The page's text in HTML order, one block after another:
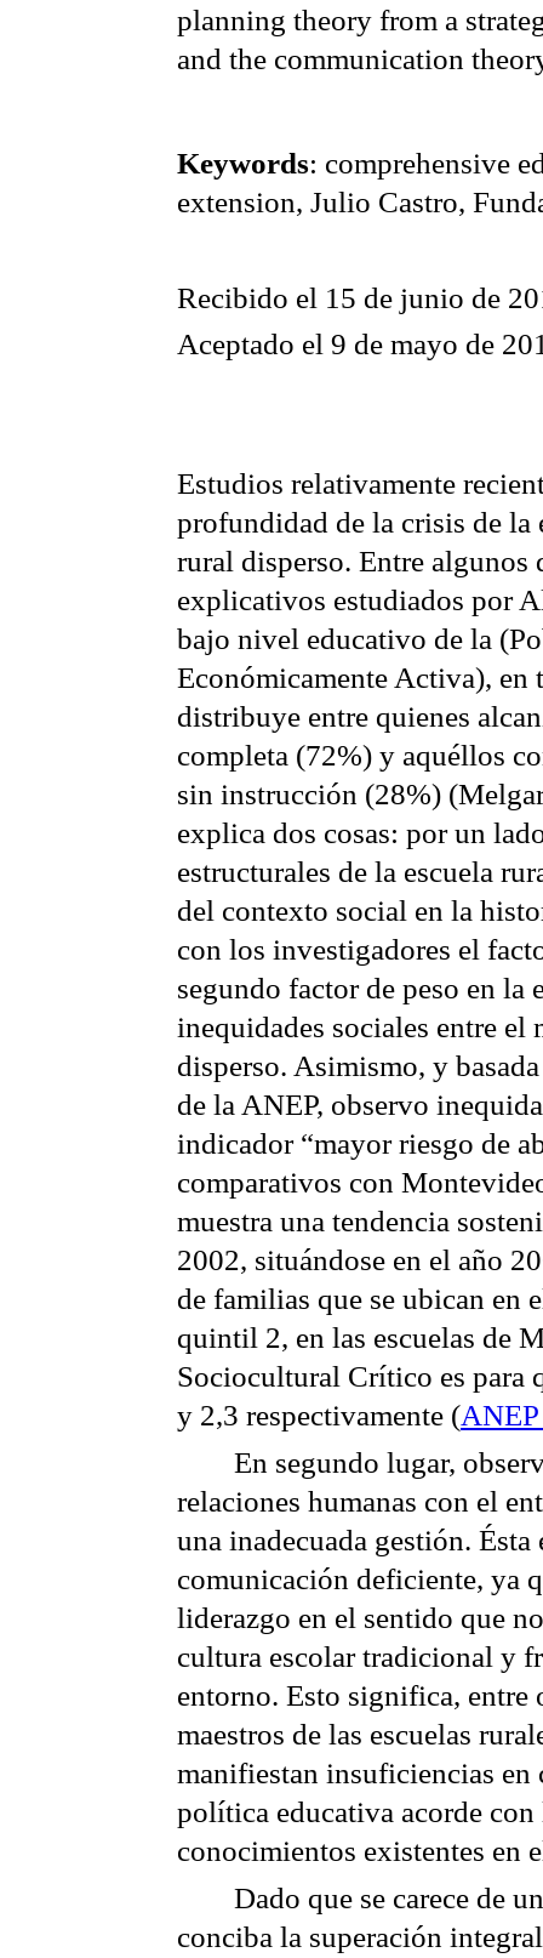
planning theory from a
and the communication
Keywords: comprehensive
extension, Julio Castro,
Recibido el 15 de junio de
Aceptado el 9 de mayo de
Estudios relativamente
profundidad de la crisis de la
rural disperso. Entre algunos
explicativos estudiados por
bajo nivel educativo de la
Económicamente Activa), en
distribuye entre quienes
completa (72%) y aquéllos
sin instrucción (28%)
explica dos cosas: por un
estructurales de la escuela
del contexto social en la
con los investigadores el
segundo factor de peso en la
inequidades sociales entre el
disperso. Asimismo, y
de la ANEP, observo
indicador “mayor riesgo de
comparativos con
muestra una tendencia
2002, situándose en el año
de familias que se ubican
quintil 2, en las escuelas de
Sociocultural Crítico es para
y 2,3 respectivamente (
En segundo lugar,
relaciones humanas con el
una inadecuada gestión.
comunicación deficiente, ya
liderazgo en el sentido que
cultura escolar tradicional y
entorno. Esto significa, entre
maestros de las escuelas
manifiestan insuficiencias en
política educativa acorde con
conocimientos existentes en
Dado que se carece de
conciba la superación